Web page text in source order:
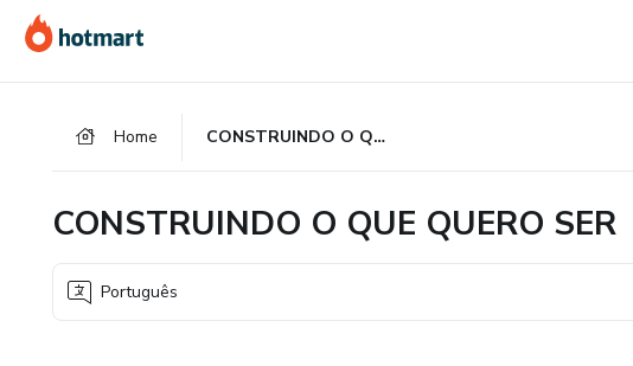
para
o
para
o
para
o
Home CONSTRUINDO O QUE QUERO SER
CONSTRUINDO O QUE QUERO SER
Português